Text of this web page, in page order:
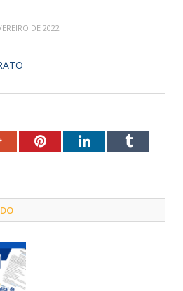
DE 2022
Google+PinterestLinkedInTumblr